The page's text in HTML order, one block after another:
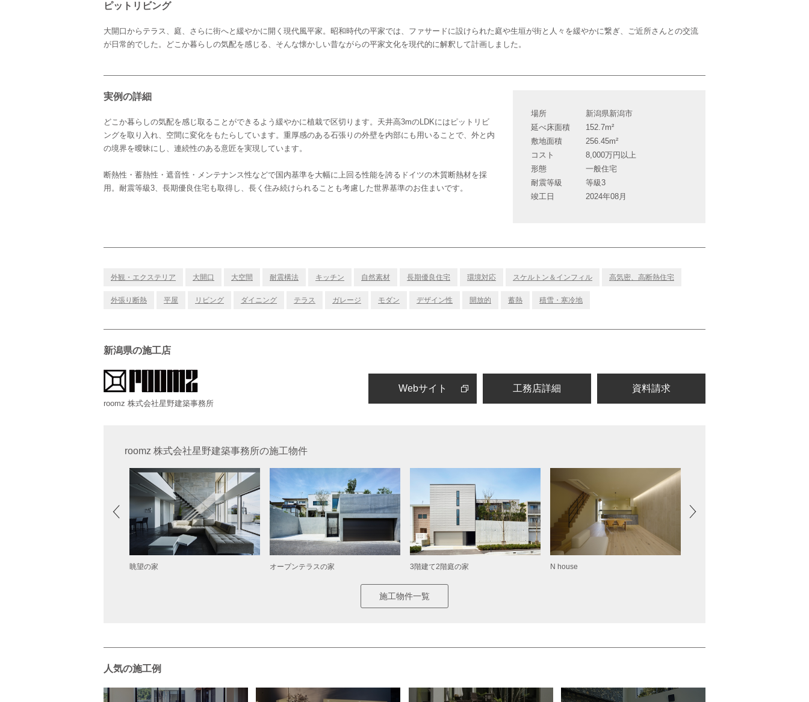
ピットリビング
大開口からテラス、庭、さらに街へと緩やかに開く現代風平家。昭和時代の平家では、ファサードに設けられた庭や生垣が街と人々を緩やかに繋ぎ、ご近所さんとの交流
が日常的でした。どこか暮らしの気配を感じる、そんな懐かしい昔ながらの平家文化を現代的に解釈して計画しました。
実例の詳細
どこか暮らしの気配を感じ取ることができるよう緩やかに植栽で区切ります。天井高3mのLDKにはピットリビ
ングを取り入れ、空間に変化をもたらしています。重厚感のある石張りの外壁を内部にも用いることで、外と内
の境界を曖昧にし、連続性のある意匠を実現しています。
断熱性・蓄熱性・遮音性・メンテナンス性などで国内基準を大幅に上回る性能を誇るドイツの木質断熱材を採
用。耐震等級3、長期優良住宅も取得し、長く住み続けられることも考慮した世界基準のお住まいです。
場所
新潟県新潟市
延べ床面積
152.7m²
敷地面積
256.45m²
コスト
8,000万円以上
形態
一般住宅
耐震等級
等級3
竣工日
2024年08月
外観・エクステリア 大開口 大空間 耐震構法 キッチン 自然素材 長期優良住宅 環境対応 スケルトン＆インフィル 高気密、高断熱住宅
外張り断熱 平屋 リビング ダイニング テラス ガレージ モダン デザイン性 開放的 蓄熱 積雪・寒冷地
新潟県の施工店
roomz 株式会社星野建築事務所
Webサイト 工務店詳細
roomz 株式会社星野建築事務所の施工物件
眺望の家 オープンテラスの家 3階建て2階庭の家 N house
施工物件一覧
人気の施工例